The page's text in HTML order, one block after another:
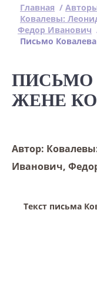
Главная /
Ковалевы:
Федор Иванович
Письмо
ПИСЬМО
ЖЕНЕ
Автор:
Иванович,
Текст письма